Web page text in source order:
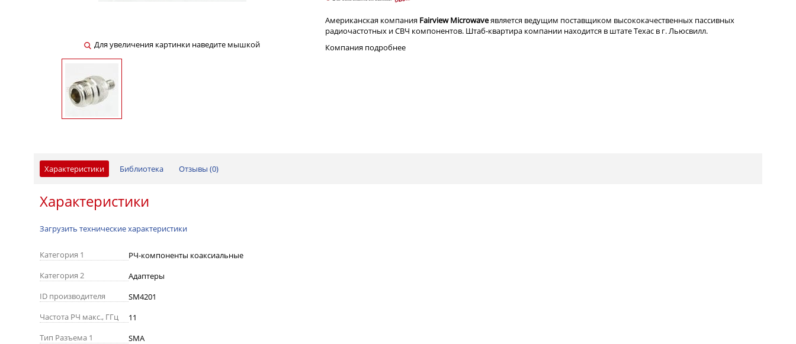
Для увеличения картинки наведите мышкой
Американская компания Fairview Microwaveявляется ведущим поставщиком высококачественных пассивных
радиочастотных и СВЧ компонентов. Штаб-квартира компании находится в штате Техас в г. Льюсвилл.
Компания подробнее
Характеристики Библиотека Отзывы (0)
Характеристики
Загрузить технические характеристики
Категория 1
РЧ-компоненты коаксиальные
Категория 2
Адаптеры
ID производителя
SM4201
Частота РЧ макс., ГГц
11
Тип Разъема 1
SMA